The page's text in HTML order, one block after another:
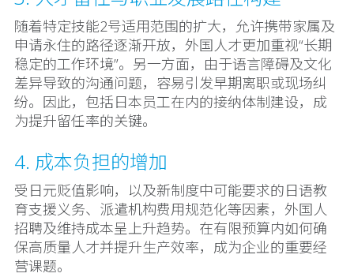
随着特定技能2号适用范围的扩大，允许携带家属及
申请永住的路径逐渐开放，外国人才更加重视“长期
稳定的工作环境”。另一方面，由于语言障碍及文化
差异导致的沟通问题，容易引发早期离职或现场纠
纷。因此，包括日本员工在内的接纳体制建设，成
为提升留任率的关键。
4. 成本负担的增加
受日元贬值影响，以及新制度中可能要求的日语教
育支援义务、派遣机构费用规范化等因素，外国人
招聘及维持成本呈上升趋势。在有限预算内如何确
保高质量人才并提升生产效率，成为企业的重要经
营课题。